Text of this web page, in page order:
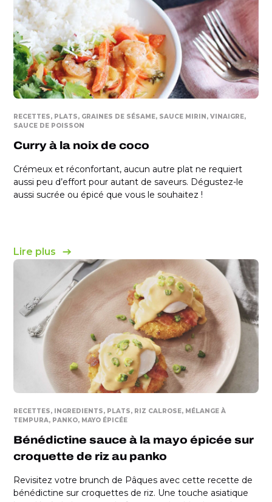
RECETTES PLATS GRAINES DE SÉSAME SAUCE MIRIN VINAIGRE
SAUCE DE POISSON
Curry à la noix de coco
Crémeux et réconfortant, aucun autre plat ne requiert
aussi peu d’effort pour autant de saveurs. Dégustez-le
aussi sucrée ou épicé que vous le souhaitez !
Lire plus
RECETTES INGREDIENTS PLATS RIZ CALROSE MÉLANGE À
TEMPURA PANKO MAYO ÉPICÉE
Bénédictine sauce à la mayo épicée sur
croquette de riz au panko
Revisitez votre brunch de Pâques avec cette recette de
bénédictine sur croquettes de riz. Une touche asiatique